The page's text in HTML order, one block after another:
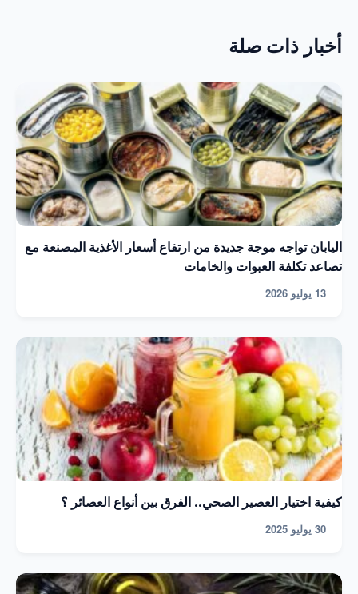
أخبار ذات صلة
اليابان تواجه موجة جديدة من ارتفاع أسعار الأغذية المصنعة مع
تصاعد تكلفة العبوات والخامات
13 يوليو 2026
كيفية اختيار العصير الصحي.. الفرق بين أنواع العصائر ؟
30 يوليو 2025